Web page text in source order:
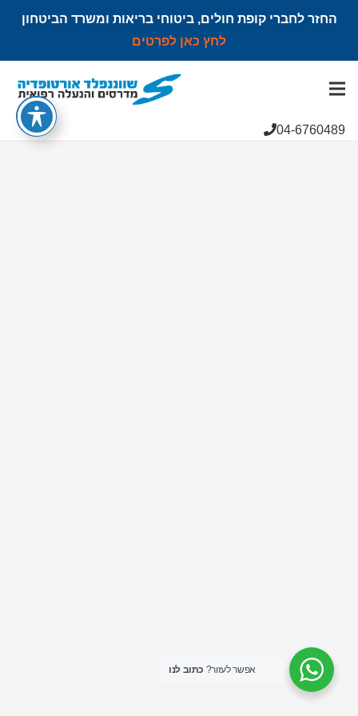
החזר לחברי קופת חולים, ביטוחי בריאות ומשרד הביטחון
לחץ כאן לפרטים
04-6760489
אפשר לעזור? כתוב לנו